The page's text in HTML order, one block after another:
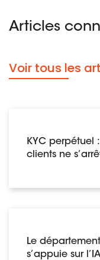
Articles
Voir tous les
KYC perpétuel
clients ne
Le
s’appuie sur